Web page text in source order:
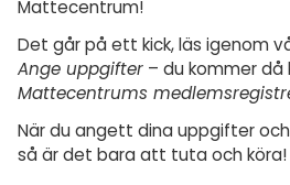
Mattecentrum!
Det går på ett kick, läs igenom
Ange uppgifter – du kommer då
Mattecentrums
När du angett dina uppgifter
så är det bara att tuta och köra!